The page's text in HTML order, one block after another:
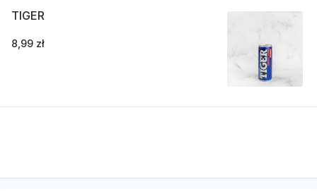
TIGER
8,99 zł